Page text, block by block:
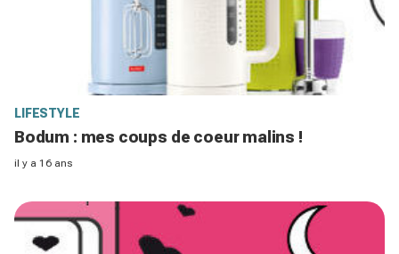
LIFESTYLE
Bodum : mes coups de coeur malins !
il y a 16 ans